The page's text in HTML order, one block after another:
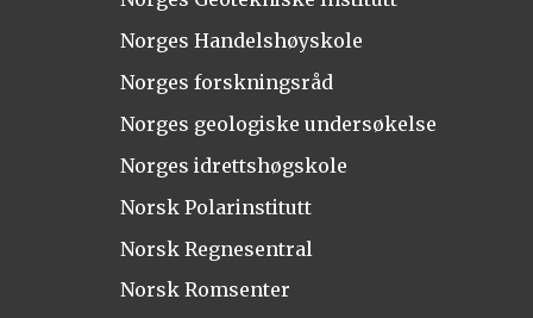
Norges Handelshøyskole
Norges forskningsråd
Norges geologiske undersøkelse
Norges idrettshøgskole
Norsk Polarinstitutt
Norsk Regnesentral
Norsk Romsenter